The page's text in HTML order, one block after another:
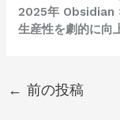
2025年 Obsidian
生産性を劇的に向
← 前の投稿